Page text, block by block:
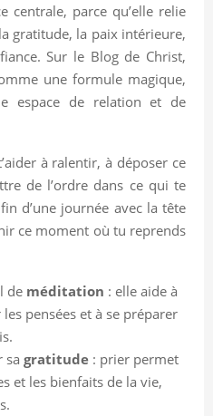
centrale, parce qu’elle relie
gratitude, la paix intérieure,
Sur le Blog de Christ,
une formule magique,
espace de relation et de
à ralentir, à déposer ce
de l’ordre dans ce qui te
d’une journée avec la tête
ce moment où tu reprends
de méditation : elle aide à
pensées et à se préparer
sa gratitude : prier permet
et les bienfaits de la vie,